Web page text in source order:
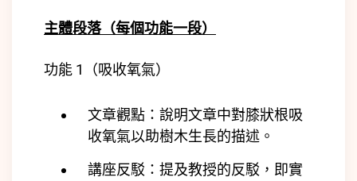
主體段落（每個功能一段）
功能 1（吸收氧氣）
文章觀點：說明文章中對膝狀根吸
收氧氣以助樹木生長的描述。
講座反駁：提及教授的反駁，即實